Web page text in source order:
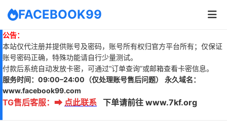
FACEBOOK99
公告：
本站仅代注册并提供账号及密码，账号所有权归官方平台所有；仅保证
账号密码正确，特殊功能请自行少量测试。
付款后系统自动发放卡密，可通过“订单查询”或邮箱查看卡密信息。
服务时间： 09:00–24:00 （仅处理账号售后问题）
永久域名：
www.facebook99.com
TG售后客服： ➡ 点此联系 下单请前往 www.7kf.org